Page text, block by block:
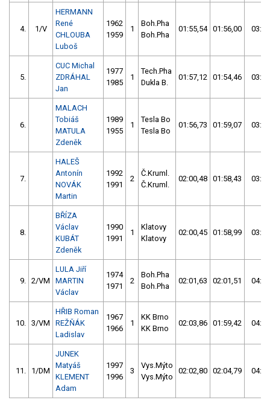
4. 1/V
HERMANN
René
CHLOUBA
Luboš
1962
1959
1
Boh.Pha
Boh.Pha
01:55,54 01:56,00
5.
CUC Michal
ZDRÁHAL
Jan
1977
1985
1
Tech.Pha
Dukla B.
01:57,12 01:54,46
6.
MALACH
Tobiáš
MATULA
Zdeněk
1989
1955
1
Tesla Bo
Tesla Bo
01:56,73 01:59,07
7.
HALEŠ
Antonín
NOVÁK
Martin
1992
1991
2
Č.Kruml.
Č.Kruml.
02:00,48 01:58,43
8.
BŘÍZA
Václav
KUBÁT
Zdeněk
1990
1991
1
Klatovy
Klatovy
02:00,45 01:58,99
9. 2/VM
LULA Jiří
MARTIN
Václav
1974
1971
2
Boh.Pha
Boh.Pha
02:01,63 02:01,51
10. 3/VM
HŘIB Roman
REŽŇÁK
Ladislav
1967
1966
1
KK Brno
KK Brno
02:03,86 01:59,42
11. 1/DM
JUNEK
Matyáš
KLEMENT
Adam
1997
1996
3
Vys.Mýto
Vys.Mýto
02:02,80 02:04,79